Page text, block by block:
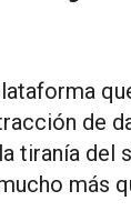
de
tiranía del
más